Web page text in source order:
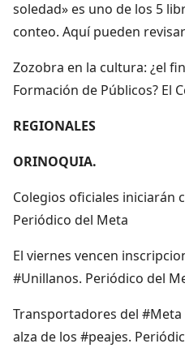
soledad» es uno de los 5
conteo. Aquí pueden
Zozobra en la cultura: ¿el
Formación de Públicos? El
REGIONALES
ORINOQUIA.
Colegios oficiales iniciarán
Periódico del Meta
El viernes vencen
#Unillanos. Periódico del
Transportadores del
alza de los #peajes.